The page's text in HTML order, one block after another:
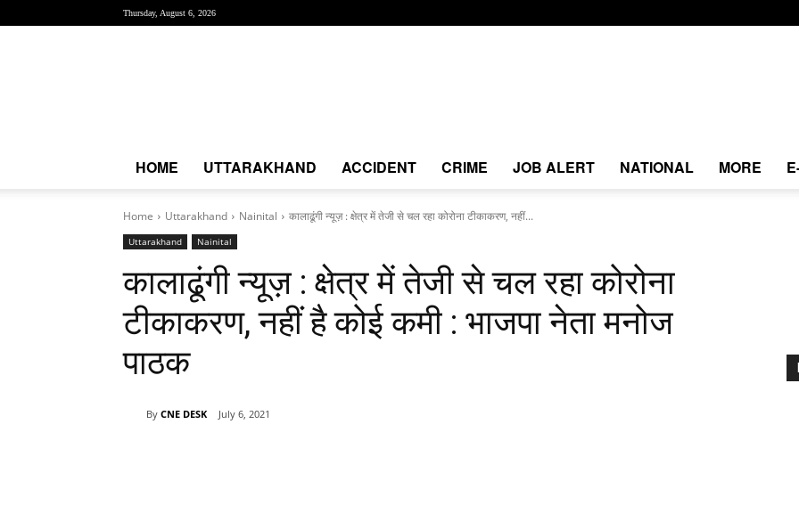
Thursday, August 6, 2026
HOME UTTARAKHAND ACCIDENT CRIME JOB ALERT NATIONAL MORE
Home Uttarakhand Nainital कालाढूंगी न्यूज़ : क्षेत्र में तेजी से चल रहा कोरोना टीकाकरण, नहीं...
Uttarakhand Nainital
कालाढूंगी न्यूज़ : क्षेत्र में तेजी से चल रहा कोरोना
टीकाकरण, नहीं है कोई कमी : भाजपा नेता मनोज
पाठक
By CNE DESK July 6, 2021